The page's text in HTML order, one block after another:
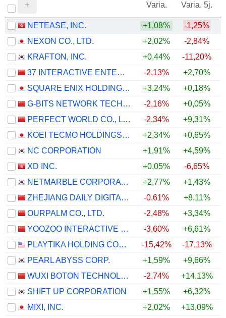
Varia. Varia. 5j.
NETEASE, INC.
+1,08% -1,25%
NEXON CO., LTD.
+2,02% -2,84%
KRAFTON, INC.
+0,44% -11,20%
37 INTERACTIVE ENTERTAINMENT NETWORK TECHNOLOGY GROUP CO., LTD.
-2,13% +2,70%
SQUARE ENIX HOLDINGS CO., LTD.
+3,24% +0,18%
G-BITS NETWORK TECHNOLOGY (XIAMEN) CO., LTD.
-2,16% +0,05%
PERFECT WORLD CO., LTD.
-2,34% +9,31%
KOEI TECMO HOLDINGS CO., LTD.
+2,34% +0,65%
NC CORPORATION
+1,91% +4,59%
XD INC.
+0,05% -6,65%
NETMARBLE CORPORATION
+2,77% +1,43%
ZHEJIANG DAILY DIGITAL CULTURE GROUP CO.,LTD
-0,61% +8,11%
OURPALM CO., LTD.
-2,48% +3,34%
YOOZOO INTERACTIVE CO., LTD.
-3,60% +6,61%
PLAYTIKA HOLDING CORP.
-15,42% -17,13%
PEARL ABYSS CORP.
+1,59% +9,66%
WUXI BOTON TECHNOLOGY CO., LTD.
-2,74% +14,13%
SHIFT UP CORPORATION
+1,55% +6,32%
MIXI, INC.
+2,02% +13,09%